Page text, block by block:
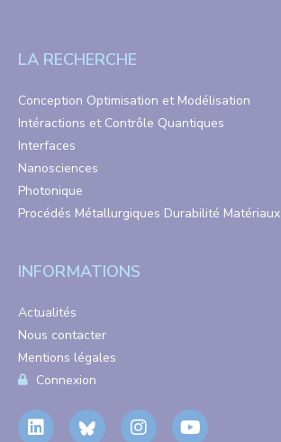
LA RECHERCHE
Conception Optimisation et Modélisation
Intéractions et Contrôle Quantiques
Interfaces
Nanosciences
Photonique
Procédés Métallurgiques Durabilité Matériaux
INFORMATIONS
Actualités
Nous contacter
Mentions légales
Connexion